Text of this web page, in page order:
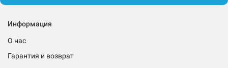
Информация
О нас
Гарантия и возврат